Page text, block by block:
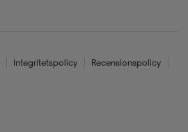
Integritetspolicy
Recensionspolicy